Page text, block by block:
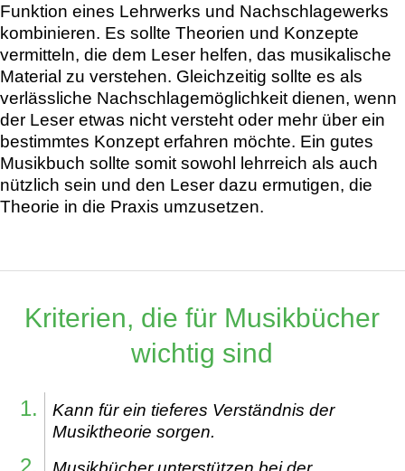
Funktion eines Lehrwerks und Nachschlagewerks
kombinieren. Es sollte Theorien und Konzepte
vermitteln, die dem Leser helfen, das musikalische
Material zu verstehen. Gleichzeitig sollte es als
verlässliche Nachschlagemöglichkeit dienen, wenn
der Leser etwas nicht versteht oder mehr über ein
bestimmtes Konzept erfahren möchte. Ein gutes
Musikbuch sollte somit sowohl lehrreich als auch
nützlich sein und den Leser dazu ermutigen, die
Theorie in die Praxis umzusetzen.
Kriterien, die für Musikbücher
wichtig sind
Kann für ein tieferes Verständnis der
Musiktheorie sorgen.